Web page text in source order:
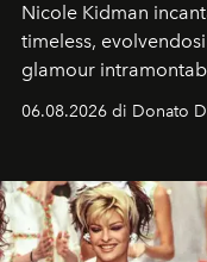
Nicole Kidman
timeless,
glamour
Italia la sua style
06.08.2026 di Donato